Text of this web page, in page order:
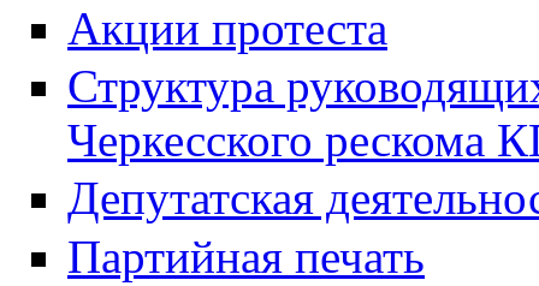
Акции протеста
Структура
Черкесского рескома
Депутатская
Партийная печать